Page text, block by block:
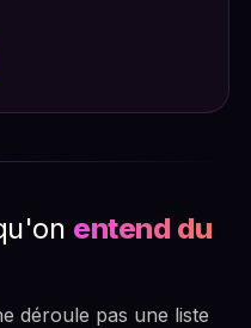
entend du
déroule pas une liste